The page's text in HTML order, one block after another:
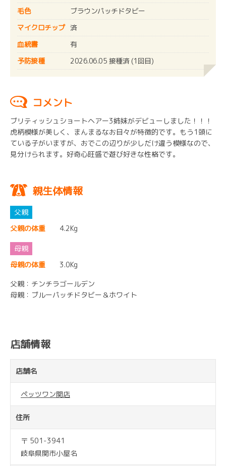
毛色
ブラウンパッチドタビー
マイクロチップ 済
血統書
有
予防接種
2026.06.05 接種済 (1回目)
コメント
ブリティッシュショートヘアー3姉妹がデビューしました！！！
虎柄模様が美しく、まんまるなお目々が特徴的です。もう1頭に
ている子がいますが、おでこの辺りが少しだけ違う模様なので、
見分けられます。好奇心旺盛で遊び好きな性格です。
親生体情報
父親の体重 4.2Kg
母親の体重
3.0Kg
父親：チンチラゴールデン
母親：ブルーパッチドタビー＆ホワイト
店舗情報
店舗名
ペッツワン関店
住所
〒 501-3941
岐阜県関市小屋名